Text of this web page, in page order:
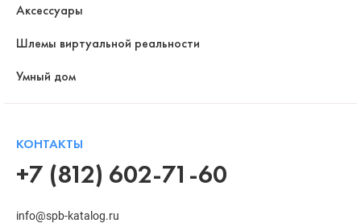
Аксессуары
Шлемы виртуальной реальности
Умный дом
КОНТАКТЫ
+7 (812) 602-71-60
info@spb-katalog.ru